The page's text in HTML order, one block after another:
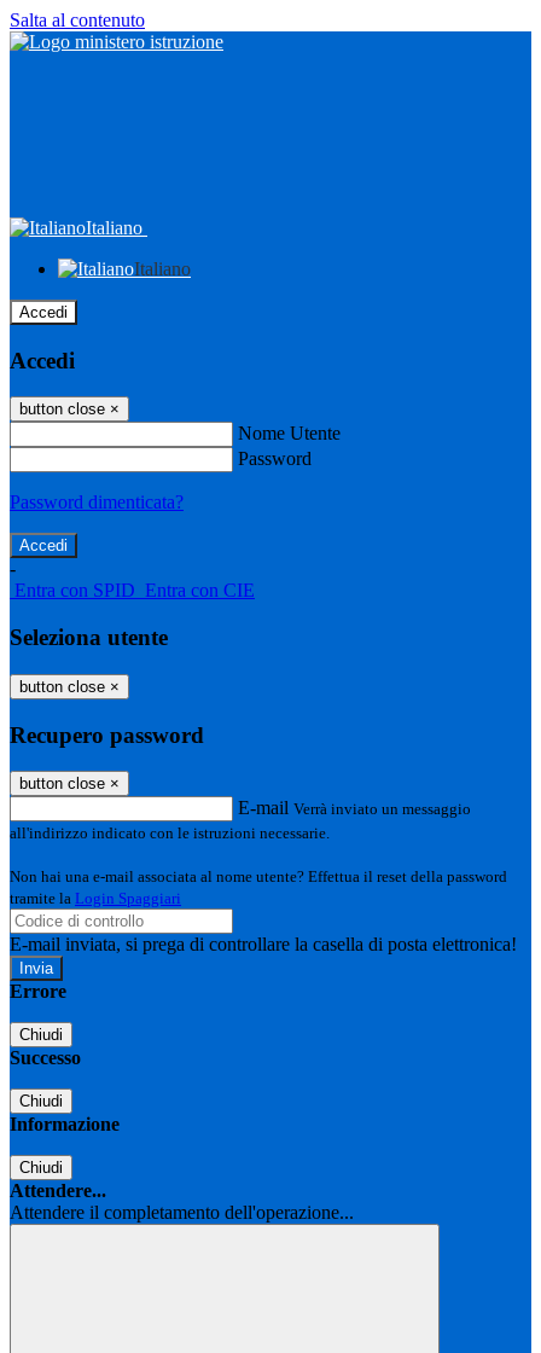
Salta al contenuto
Italiano
Italiano
Accedi
Accedi
button close ×
Nome Utente
Password
Password dimenticata?
-
Entra con SPID Entra con CIE
Seleziona utente
button close ×
Recupero password
button close ×
E-mail Verrà inviato un messaggio
all'indirizzo indicato con le istruzioni necessarie.
Non hai una e-mail associata al nome utente? Effettua il reset della password
tramite la Login Spaggiari
E-mail inviata, si prega di controllare la casella di posta elettronica!
Errore
Chiudi
Successo
Chiudi
Informazione
Chiudi
Attendere...
Attendere il completamento dell'operazione...